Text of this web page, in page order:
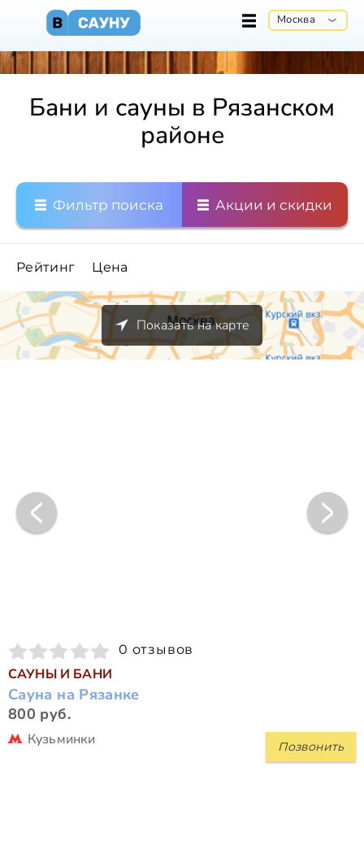
Москва
Бани и сауны в Рязанском
районе
Фильтр поиска Акции и скидки
Рейтинг Цена
Показать на карте
0 отзывов
САУНЫ И БАНИ
Сауна на Рязанке
800 руб.
Позвонить
Кузьминки